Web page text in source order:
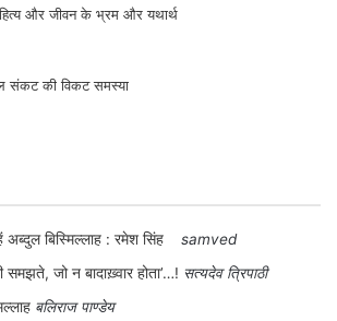
चिंतक
और जीवन के भ्रम और यथार्थ
संकट की विकट समस्या
अब्दुल बिस्मिल्लाह : रमेश सिंह
samved
समझते, जो न बादाख़्वार होता’…! सत्यदेव त्रिपाठी
बलिराज पाण्डेय